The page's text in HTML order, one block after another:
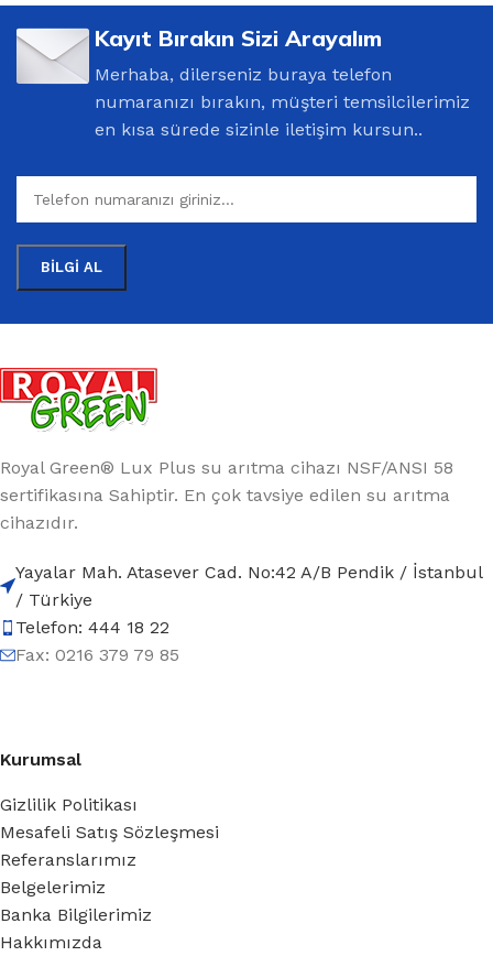
Kayıt Bırakın Sizi Arayalım
Merhaba, dilerseniz buraya telefon
numaranızı bırakın, müşteri temsilcilerimiz
en kısa sürede sizinle iletişim kursun..
Royal Green® Lux Plus su arıtma cihazı NSF/ANSI 58
sertifikasına Sahiptir. En çok tavsiye edilen su arıtma
cihazıdır.
Yayalar Mah. Atasever Cad. No:42 A/B Pendik / İstanbul
/ Türkiye
Telefon: 444 18 22
Fax: 0216 379 79 85
Kurumsal
Gizlilik Politikası
Mesafeli Satış Sözleşmesi
Referanslarımız
Belgelerimiz
Banka Bilgilerimiz
Hakkımızda